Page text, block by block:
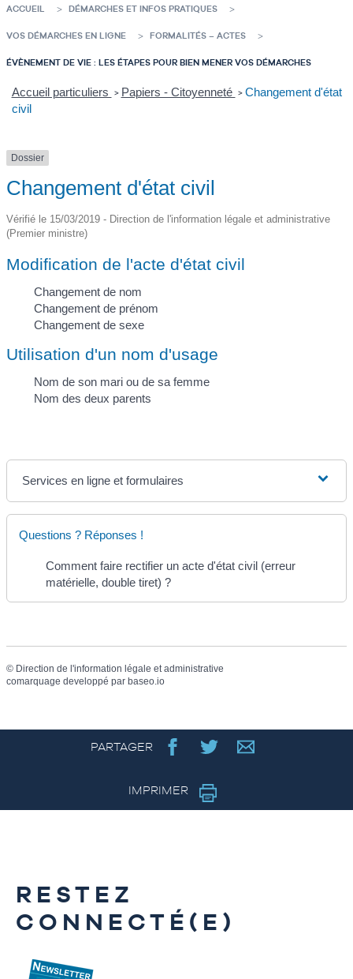
ACCUEIL DÉMARCHES ET INFOS PRATIQUES
VOS DÉMARCHES EN LIGNE FORMALITÉS – ACTES
ÉVÈNEMENT DE VIE : LES ÉTAPES POUR BIEN MENER VOS DÉMARCHES
Accueil particuliers > Papiers - Citoyenneté > Changement d'état
civil
Dossier
Changement d'état civil
Vérifié le 15/03/2019 - Direction de l'information légale et administrative
(Premier ministre)
Modification de l'acte d'état civil
Changement de nom
Changement de prénom
Changement de sexe
Utilisation d'un nom d'usage
Nom de son mari ou de sa femme
Nom des deux parents
Services en ligne et formulaires
Questions ? Réponses !
Comment faire rectifier un acte d'état civil (erreur
matérielle, double tiret) ?
© Direction de l'information légale et administrative
comarquage developpé par baseo.io
PARTAGER
IMPRIMER
RESTEZ
CONNECTÉ(E)